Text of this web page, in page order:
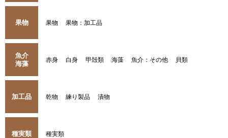
果物 果物 果物：加工品
魚介
海藻
赤身 白身 甲殻類 海藻 魚介：その他 貝類
加工品 乾物 練り製品 漬物
種実類 種実類